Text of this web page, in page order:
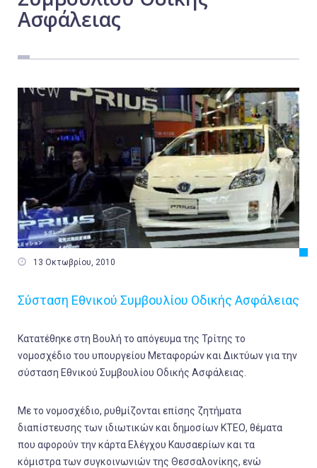
Ασφάλειας
 13 Οκτωβρίου, 2010
Σύσταση Εθνικού Συμβουλίου Οδικής Ασφάλειας
Κατατέθηκε στη Βουλή το απόγευμα της Τρίτης το
νομοσχέδιο του υπουργείου Μεταφορών και Δικτύων για την
σύσταση Εθνικού Συμβουλίου Οδικής Ασφάλειας.
Με το νομοσχέδιο, ρυθμίζονται επίσης ζητήματα
διαπίστευσης των ιδιωτικών και δημοσίων ΚΤΕΟ, θέματα
που αφορούν την κάρτα Ελέγχου Καυσαερίων και τα
κόμιστρα των συγκοινωνιών της Θεσσαλονίκης, ενώ
Τοπικά
Αγροτικά
Οικονομία
Πολιτική
Αθλητικά
Αστυνομικό Δελτίο